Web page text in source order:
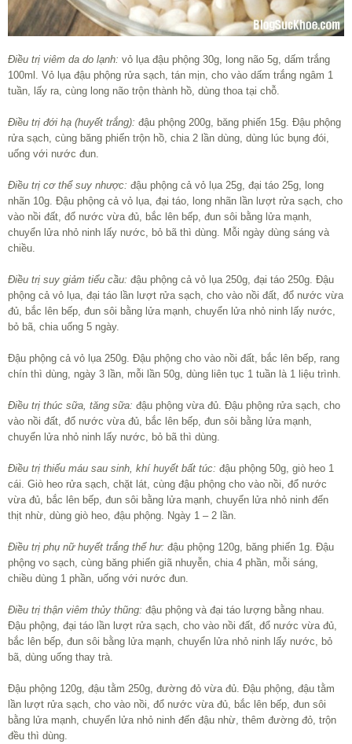
Điều trị viêm da do lạnh: vỏ lụa đậu phộng 30g, long não 5g, dấm trắng
100ml. Vỏ lụa đậu phộng rửa sạch, tán mịn, cho vào dấm trắng ngâm 1
tuần, lấy ra, cùng long não trộn thành hồ, dùng thoa tại chỗ.
Điều trị đới hạ (huyết trắng): đậu phộng 200g, băng phiến 15g. Đậu phộng
rửa sạch, cùng băng phiến trộn hồ, chia 2 lần dùng, dùng lúc bụng đói,
uống với nước đun.
Điều trị cơ thể suy nhược: đậu phộng cả vỏ lụa 25g, đại táo 25g, long
nhãn 10g. Đậu phộng cả vỏ lụa, đại táo, long nhãn lần lượt rửa sạch, cho
vào nồi đất, đổ nước vừa đủ, bắc lên bếp, đun sôi bằng lửa mạnh,
chuyển lửa nhỏ ninh lấy nước, bỏ bã thì dùng. Mỗi ngày dùng sáng và
chiều.
Điều trị suy giảm tiểu cầu: đậu phộng cả vỏ lụa 250g, đại táo 250g. Đậu
phộng cả vỏ lụa, đại táo lần lượt rửa sạch, cho vào nồi đất, đổ nước vừa
đủ, bắc lên bếp, đun sôi bằng lửa mạnh, chuyển lửa nhỏ ninh lấy nước,
bỏ bã, chia uống 5 ngày.
Đậu phộng cả vỏ lụa 250g. Đậu phộng cho vào nồi đất, bắc lên bếp, rang
chín thì dùng, ngày 3 lần, mỗi lần 50g, dùng liên tục 1 tuần là 1 liệu trình.
Điều trị thúc sữa, tăng sữa: đậu phộng vừa đủ. Đậu phộng rửa sạch, cho
vào nồi đất, đổ nước vừa đủ, bắc lên bếp, đun sôi bằng lửa mạnh,
chuyển lửa nhỏ ninh lấy nước, bỏ bã thì dùng.
Điều trị thiếu máu sau sinh, khí huyết bất túc: đậu phộng 50g, giò heo 1
cái. Giò heo rửa sạch, chặt lát, cùng đậu phộng cho vào nồi, đổ nước
vừa đủ, bắc lên bếp, đun sôi bằng lửa mạnh, chuyển lửa nhỏ ninh đến
thịt nhừ, dùng giò heo, đậu phộng. Ngày 1 – 2 lần.
Điều trị phụ nữ huyết trắng thể hư: đậu phộng 120g, băng phiến 1g. Đậu
phộng vo sạch, cùng băng phiến giã nhuyễn, chia 4 phần, mỗi sáng,
chiều dùng 1 phần, uống với nước đun.
Điều trị thận viêm thủy thũng: đậu phộng và đại táo lượng bằng nhau.
Đậu phộng, đại táo lần lượt rửa sạch, cho vào nồi đất, đổ nước vừa đủ,
bắc lên bếp, đun sôi bằng lửa mạnh, chuyển lửa nhỏ ninh lấy nước, bỏ
bã, dùng uống thay trà.
Đậu phộng 120g, đậu tằm 250g, đường đỏ vừa đủ. Đậu phộng, đậu tằm
lần lượt rửa sạch, cho vào nồi, đổ nước vừa đủ, bắc lên bếp, đun sôi
bằng lửa mạnh, chuyển lửa nhỏ ninh đến đậu nhừ, thêm đường đỏ, trộn
đều thì dùng.